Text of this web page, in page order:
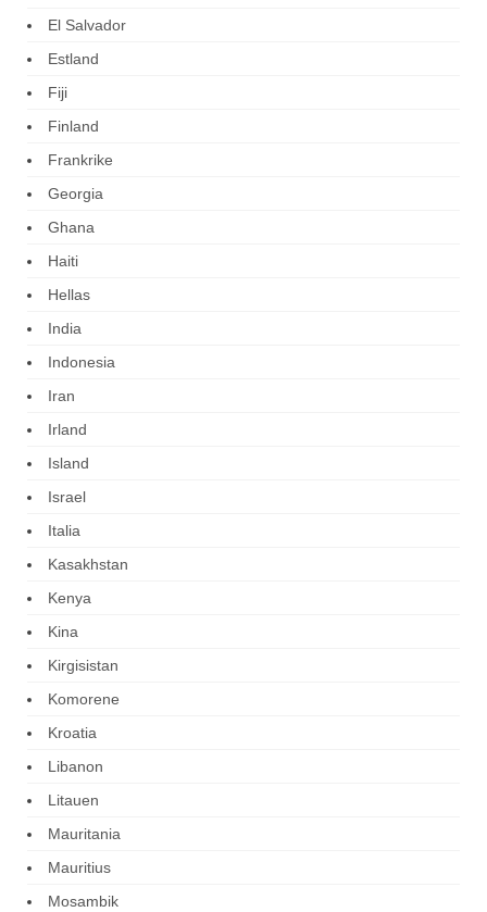
El Salvador
Estland
Fiji
Finland
Frankrike
Georgia
Ghana
Haiti
Hellas
India
Indonesia
Iran
Irland
Island
Israel
Italia
Kasakhstan
Kenya
Kina
Kirgisistan
Komorene
Kroatia
Libanon
Litauen
Mauritania
Mauritius
Mosambik